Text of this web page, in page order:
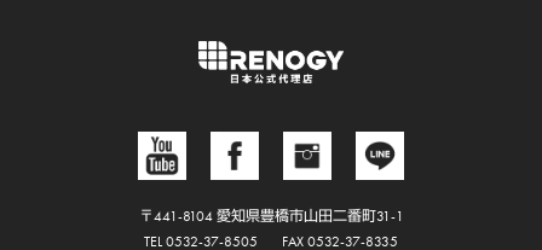
〒441-8104 愛知県豊橋市山田二番町31-1
TEL 0532-37-8505
FAX 0532-37-8335